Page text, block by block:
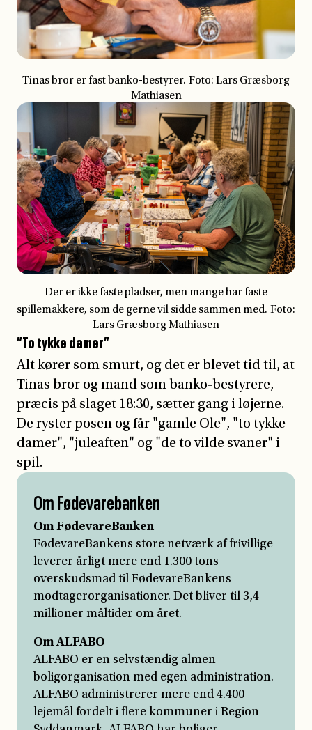
”To tykke damer”
Alt kører som smurt, og det er blevet tid til, at
Tinas bror og mand som banko-bestyrere,
præcis på slaget 18:30, sætter gang i løjerne.
De ryster posen og får "gamle Ole", "to tykke
damer", "juleaften" og "de to vilde svaner" i
spil.